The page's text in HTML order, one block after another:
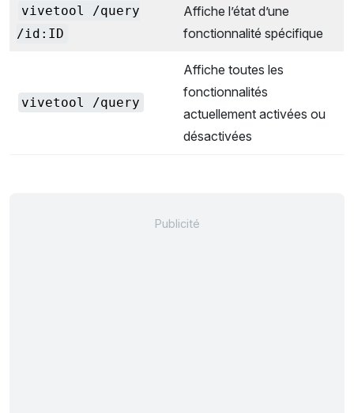
vivetool /query
/id:ID
Affiche l’état d’une
fonctionnalité spécifique
vivetool /query
Affiche toutes les
fonctionnalités
actuellement activées ou
désactivées